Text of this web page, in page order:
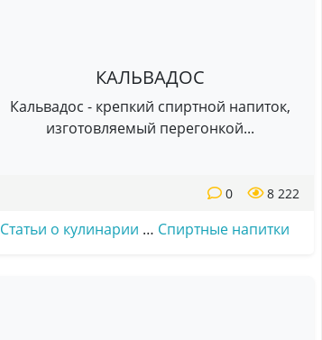
КАЛЬВАДОС
Кальвадос - крепкий спиртной напиток,
изготовляемый перегонкой...
8 222
0
Статьи о кулинарии … Спиртные напитки